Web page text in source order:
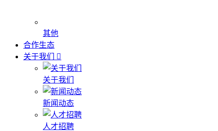
其他
合作生态
关于我们
关于我们
新闻动态
人才招聘